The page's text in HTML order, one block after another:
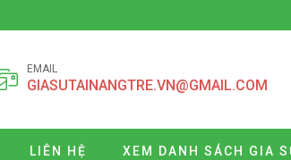
EMAIL
GIASUTAINANGTRE.VN@GMAIL.COM
LIÊN HỆ XEM DANH SÁCH GIA